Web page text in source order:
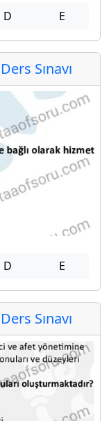
D E
Sınavı
D E
Sınavı